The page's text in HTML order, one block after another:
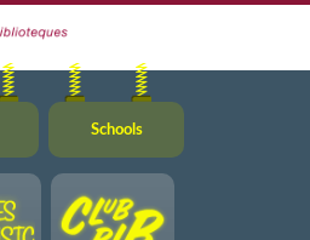
Schools